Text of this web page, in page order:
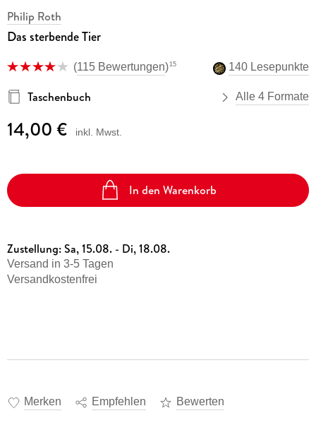
Philip Roth
Das sterbende Tier
(115 Bewertungen) 15 140 Lesepunkte
Taschenbuch Alle 4 Formate
14,00 € inkl. Mwst.
In den Warenkorb
Zustellung:Sa, 15.08. - Di, 18.08.
Versand in 3-5 Tagen
Versandkostenfrei
Merken Empfehlen Bewerten